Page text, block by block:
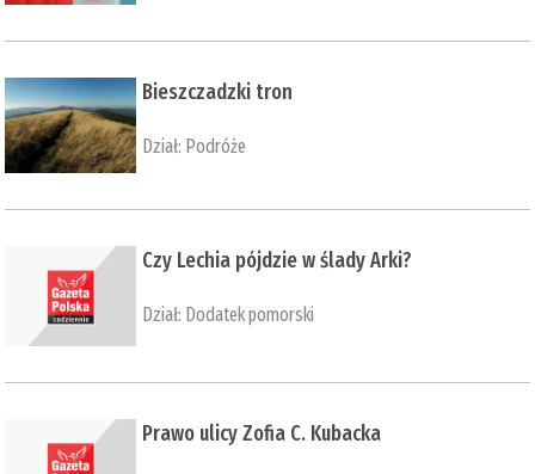
Bieszczadzki tron
Dział: Podróże
Czy Lechia pójdzie w ślady Arki?
Dział: Dodatek pomorski
Prawo ulicy Zofia C. Kubacka